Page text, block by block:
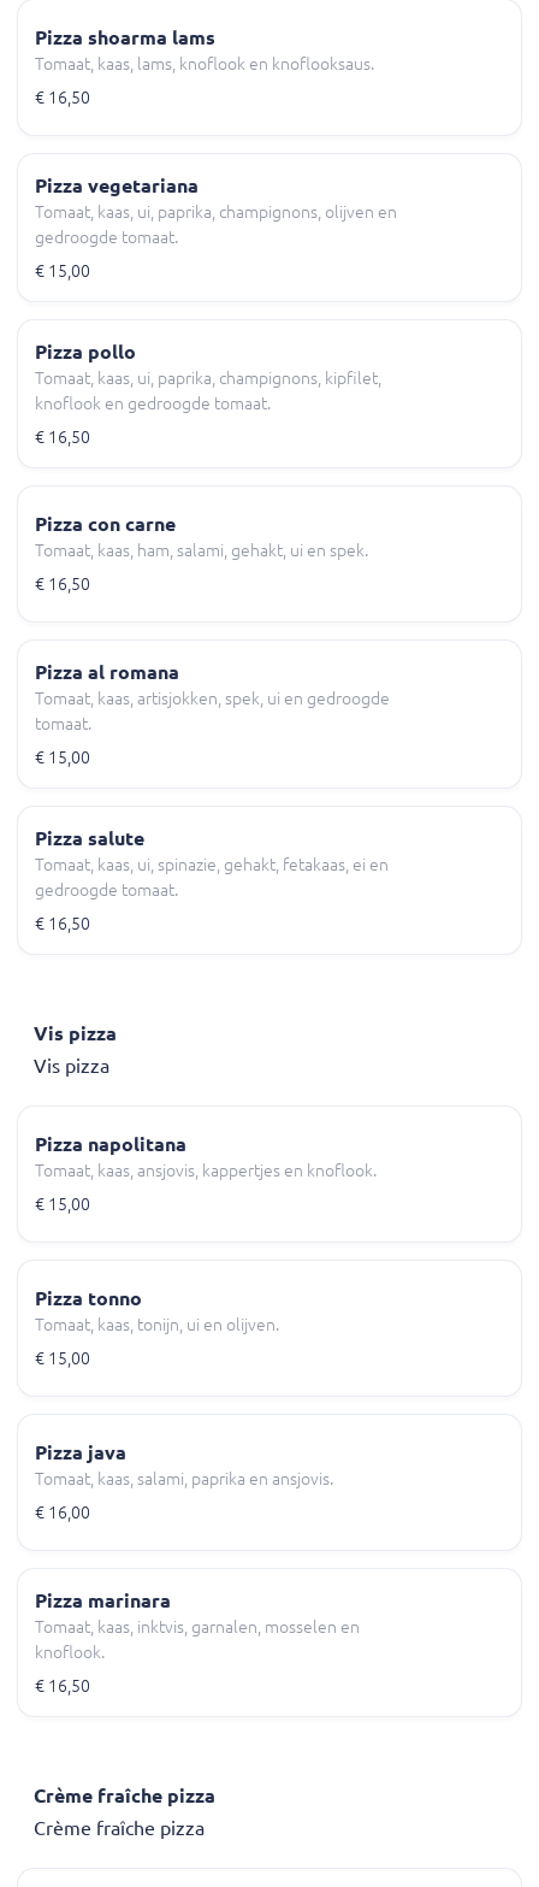
Pizza shoarma lams
Tomaat, kaas, lams, knoflook en knoflooksaus.
€ 16,50
Pizza vegetariana
Tomaat, kaas, ui, paprika, champignons, olijven en
gedroogde tomaat.
€ 15,00
Pizza pollo
Tomaat, kaas, ui, paprika, champignons, kipfilet,
knoflook en gedroogde tomaat.
€ 16,50
Pizza con carne
Tomaat, kaas, ham, salami, gehakt, ui en spek.
€ 16,50
Pizza al romana
Tomaat, kaas, artisjokken, spek, ui en gedroogde
tomaat.
€ 15,00
Pizza salute
Tomaat, kaas, ui, spinazie, gehakt, fetakaas, ei en
gedroogde tomaat.
€ 16,50
Vis pizza
Vis pizza
Pizza napolitana
Tomaat, kaas, ansjovis, kappertjes en knoflook.
€ 15,00
Pizza tonno
Tomaat, kaas, tonijn, ui en olijven.
€ 15,00
Pizza java
Tomaat, kaas, salami, paprika en ansjovis.
€ 16,00
Pizza marinara
Tomaat, kaas, inktvis, garnalen, mosselen en
knoflook.
€ 16,50
Crème fraîche pizza
Crème fraîche pizza